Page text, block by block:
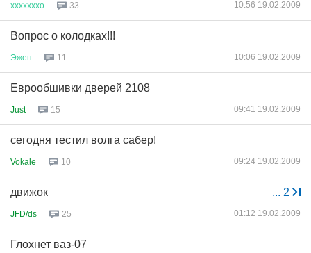
хххххххо 33 10:56 19.02.2009
Вопрос о колодках!!!
Эжен 11 10:06 19.02.2009
Еврообшивки дверей 2108
Just 15 09:41 19.02.2009
сегодня тестил волга сабер!
Vokale 10 09:24 19.02.2009
... 2
движок
JFD/ds 25 01:12 19.02.2009
Глохнет ваз-07